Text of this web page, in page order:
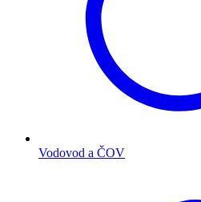
Vodovod a ČOV